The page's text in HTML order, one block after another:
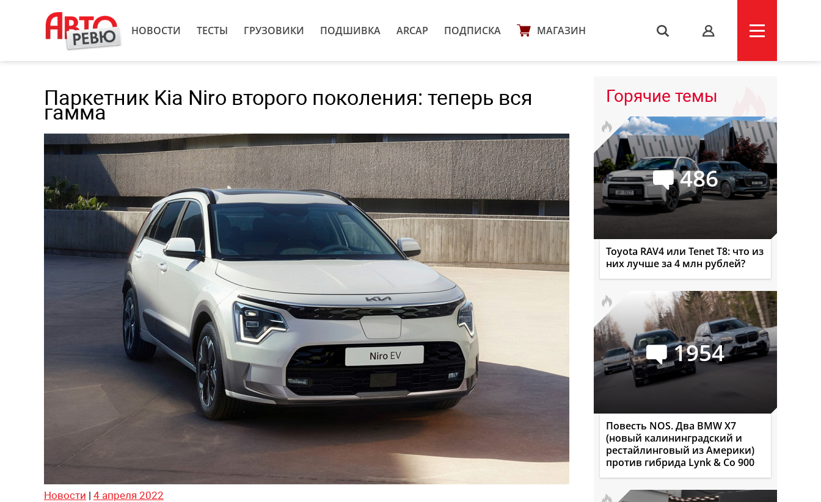
НОВОСТИ ТЕСТЫ ГРУЗОВИКИ ПОДШИВКА ARCAP ПОДПИСКА МАГАЗИН s
Паркетник Kia Niro второго поколения: теперь вся
гамма
Новости | 4 апреля 2022
Горячие темы
486
Toyota RAV4 или Tenet T8: что из
них лучше за 4 млн рублей?
1954
Повесть NOS. Два BMW X7
(новый калининградский и
рестайлинговый из Америки)
против гибрида Lynk & Co 900